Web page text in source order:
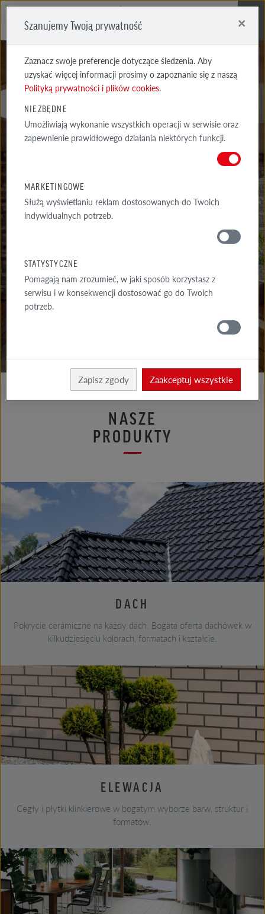
WNĘTRZE
NASZE
PRODUKTY
DACH
Pokrycie ceramiczne na każdy dach. Bogata oferta dachówek w
kilkudziesięciu kolorach, formatach i kształcie.
ELEWACJA
Cegły i płytki klinkierowe w bogatym wyborze barw, struktur i
formatów.
Szanujemy Twoją prywatność ×
Zaznacz swoje preferencje dotyczące śledzenia. Aby
uzyskać więcej informacji prosimy o zapoznanie się z naszą
Polityką prywatności i plików cookies.
NIEZBĘDNE
Umożliwiają wykonanie wszystkich operacji w serwisie oraz
zapewnienie prawidłowego działania niektórych funkcji.
MARKETINGOWE
Służą wyświetlaniu reklam dostosowanych do Twoich
indywidualnych potrzeb.
STATYSTYCZNE
Pomagają nam zrozumieć, w jaki sposób korzystasz z
serwisu i w konsekwencji dostosować go do Twoich
potrzeb.
Zapisz zgody Zaakceptuj wszystkie